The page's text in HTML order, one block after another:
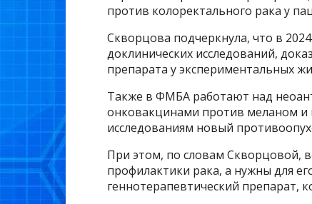
против колоректального рака у
Скворцова подчеркнула, что в
доклинических исследований,
препарата у экспериментальных
Также в ФМБА работают над
онковакцинами против меланом и
исследованиям новый
При этом, по словам Скворцовой,
профилактики рака, а нужны для
геннотерапевтический препарат,